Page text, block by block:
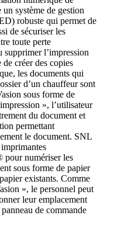
système de gestion
robuste qui permet de
de sécuriser les
toute perte
supprimer l’impression
créer des copies
les documents qui
d’un chauffeur sont
sous forme de
», l’utilisateur
du document et
permettant
le document. SNL
numériser les
sous forme de papier
existants. Comme
», le personnel peut
leur emplacement
de commande